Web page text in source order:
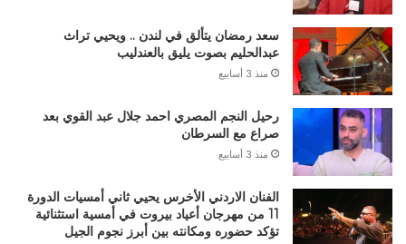
سعد رمضان يتألق في لندن .. ويحيي تراث
عبدالحليم بصوت يليق بالعندليب
منذ 3 أسابيع
رحيل النجم المصري احمد جلال عبد القوي بعد
صراع مع السرطان
منذ 3 أسابيع
الفنان الاردني الأخرس يحيي ثاني أمسيات الدورة
11 من مهرجان أعياد بيروت في أمسية استثنائية
تؤكد حضوره ومكانته بين أبرز نجوم الجيل